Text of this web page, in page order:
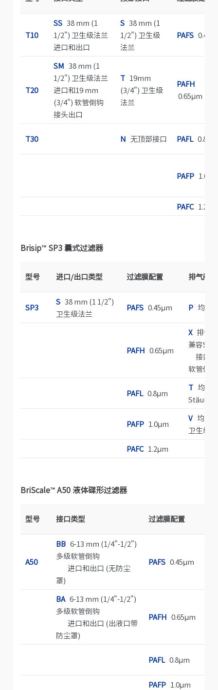
T10
SS38 mm (1
1/2") 卫生级法兰
进口和出口
S38 mm (1
1/2") 卫生级
法兰
PAFS
T20
SM 38 mm (1
1/2") 卫生级法兰
进口和19 mm
(3/4") 软管倒钩
接头出口
T19mm
(3/4") 卫生级
法兰
PAFH
0.65μm
T30 N 无顶部接口 PAFL0.8μm
PAFP
PAFC1.2μm
Brisip™ SP3 囊式过滤器
型号 进口/出口类型 过滤膜配置 排气阀
SP3
S38 mm (1 1/2")
卫生级法兰
PAFS0.45μm P均为6
PAFH 0.65μm
X排气阀
兼容
接口)
软管倒钩
PAFL0.8μm
T均为
Stäubli
PAFP1.0μm
V均为
卫生级
PAFC1.2μm
BriScale™ A50 液体碟形过滤器
型号 接口类型 过滤膜配置
A50
BB6-13 mm (1/4"-1/2")
多级软管倒钩
进口和出口 (无防尘
罩)
PAFS0.45μm
BA6-13 mm (1/4"-1/2")
多级软管倒钩
进口和出口 (出液口带
防尘罩)
PAFH 0.65μm
PAFL0.8μm
PAFP1.0μm